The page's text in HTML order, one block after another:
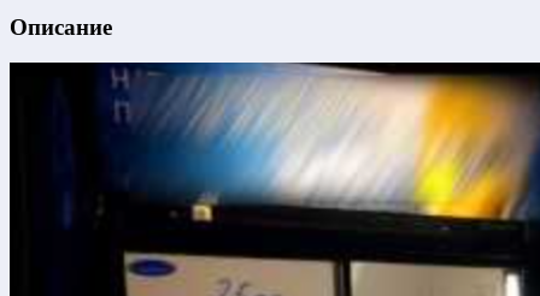
Описание